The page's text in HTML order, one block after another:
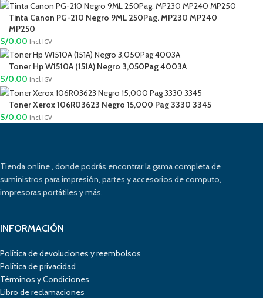
Tinta Canon PG-210 Negro 9ML 250Pag. MP230 MP240
MP250
S/0.00 Incl IGV
Toner Hp W1510A (151A) Negro 3,050Pag 4003A
S/0.00 Incl IGV
Toner Xerox 106R03623 Negro 15,000 Pag 3330 3345
S/0.00 Incl IGV
Tienda online , donde podrás encontrar la gama completa de
suministros para impresión, partes y accesorios de computo,
impresoras portátiles y más.
INFORMACIÓN
Política de devoluciones y reembolsos
Política de privacidad
Términos y Condiciones
Libro de reclamaciones